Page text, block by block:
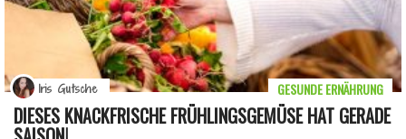
DIESES KNACKFRISCHE FRÜHLINGSGEMÜSE HAT GERADE
GESUNDE ERNÄHRUNG
Iris Gutsche